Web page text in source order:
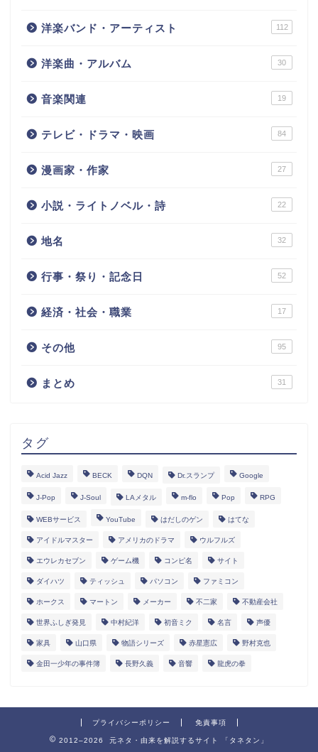
洋楽バンド・アーティスト 112
洋楽曲・アルバム 30
音楽関連 19
テレビ・ドラマ・映画 84
漫画家・作家 27
小説・ライトノベル・詩 22
地名 32
行事・祭り・記念日 52
経済・社会・職業 17
その他 95
まとめ 31
タグ
Acid Jazz BECK DQN Dr.スランプ Google
J-Pop J-Soul LAメタル m-flo Pop RPG
WEBサービス YouTube はだしのゲン はてな
アイドルマスター アメリカのドラマ ウルフルズ
エウレカセブン ゲーム機 コンピ名 サイト
ダイハツ ティッシュ パソコン ファミコン
ホークス マートン メーカー 不二家 不動産会社
世界ふしぎ発見 中村紀洋 初音ミク 名言 声優
家具 山口県 物語シリーズ 赤星憲広 野村克也
金田一少年の事件簿 長野久義 音響 龍虎の拳
プライバシーポリシー 免責事項
2012–2026 元ネタ・由来を解説するサイト 「タネタン」